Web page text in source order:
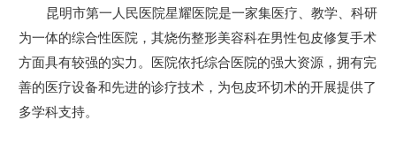
昆明市第一人民医院星耀医院是一家集医疗、教学、科研
为一体的综合性医院，其烧伤整形美容科在男性包皮修复手术
方面具有较强的实力。医院依托综合医院的强大资源，拥有完
善的医疗设备和先进的诊疗技术，为包皮环切术的开展提供了
多学科支持。